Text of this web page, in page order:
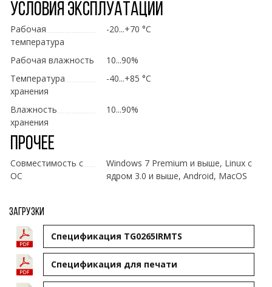
Условия эксплуатации
Рабочая
температура
-20...+70 °C
Рабочая влажность
10...90%
Температура
хранения
-40...+85 °C
Влажность
хранения
10...90%
Прочее
Совместимость с
ОС
Windows 7 Premium и выше, Linux с
ядром 3.0 и выше, Android, MacOS
Загрузки
Спецификация TG0265IRMTS
Cпецификация для печати